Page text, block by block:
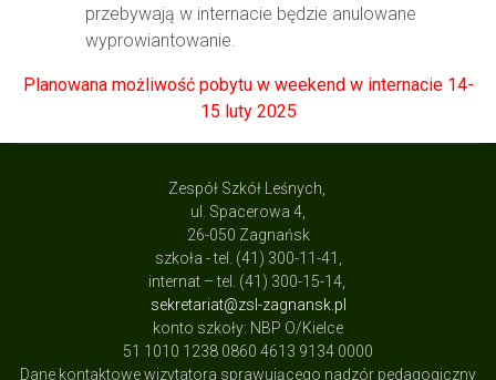
przebywają w internacie będzie anulowane
wyprowiantowanie.
Planowana możliwość pobytu w weekend w internacie 14-
15 luty 2025
Zespół Szkół Leśnych,
ul. Spacerowa 4,
26-050 Zagnańsk
szkoła - tel. (41) 300-11-41,
internat – tel. (41) 300-15-14,
sekretariat@zsl-zagnansk.pl
konto szkoły: NBP O/Kielce
51 1010 1238 0860 4613 9134 0000
Dane kontaktowe wizytatora sprawującego nadzór pedagogiczny